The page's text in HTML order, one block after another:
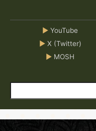
▶ YouTube
▶X (Twitter)
▶ MOSH